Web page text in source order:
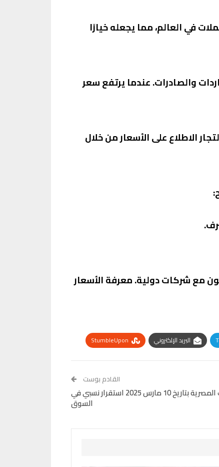
من أقوى العملات في العالم، مما يجعله خيارًا
والصادرات. عندما يرتفع سعر
الاطلاع على الأسعار من خلال
مع شركات دولية. معرفة الأسعار
البريد الإلكتروني
StumbleUpon
القادم بوست
أسعار الدولار اليوم في البنوك المصرية بتاريخ 10 مارس 2025 استقرار نسبي في
السوق